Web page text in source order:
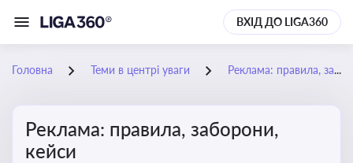
ВХІД ДО LIGA360
Головна Теми в центрі уваги Реклама: правила, заборони, кейси
Реклама: правила, заборони,
кейси